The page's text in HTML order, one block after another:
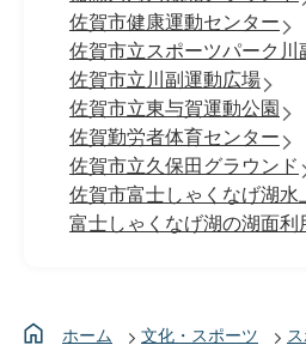
佐賀市健康運動センター
佐賀市立スポーツパーク川
佐賀市立川副運動広場
佐賀市立東与賀運動公園
佐賀勤労者体育センター
佐賀市立久保田グラウンド
佐賀市富士しゃくなげ湖水
富士しゃくなげ湖の湖面利
ホーム 文化・スポーツ